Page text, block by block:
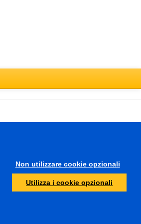
Non utilizzare cookie opzionali
Utilizza i cookie opzionali